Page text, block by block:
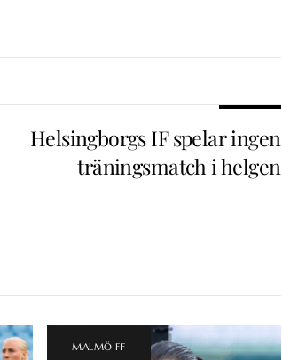
Helsingborgs IF spelar ingen
träningsmatch i helgen
MALMÖ FF